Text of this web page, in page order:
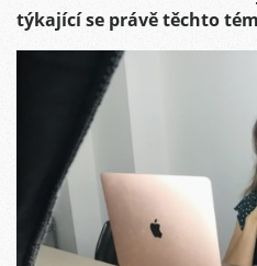
týkající se právě těchto